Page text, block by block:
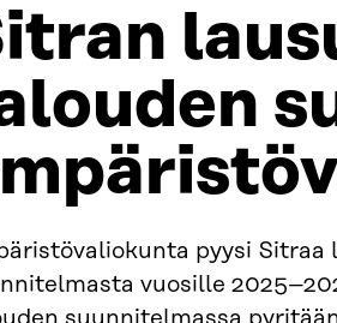
pyysi
vuosille